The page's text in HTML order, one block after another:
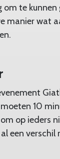
om te
manier wat
10
op ieders
een